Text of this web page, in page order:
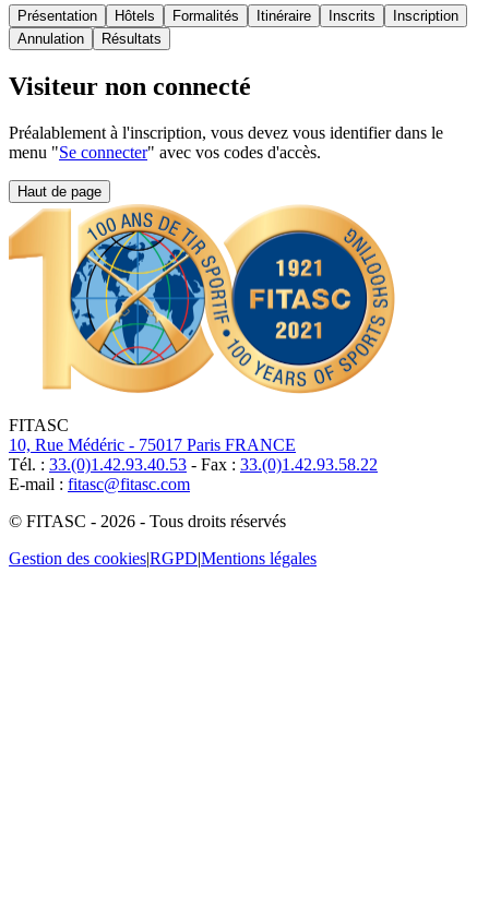
Présentation Hôtels Formalités Itinéraire Inscrits
Inscription
Annulation
Résultats
Visiteur non connecté
Préalablement à l'inscription, vous devez vous identifier dans le
menu "Se connecter" avec vos codes d'accès.
Haut de page
FITASC
10, Rue Médéric - 75017 Paris FRANCE
Tél. : 33.(0)1.42.93.40.53 - Fax : 33.(0)1.42.93.58.22
E-mail : fitasc@fitasc.com
© FITASC - 2026 - Tous droits réservés
Gestion des cookies|RGPD|Mentions légales